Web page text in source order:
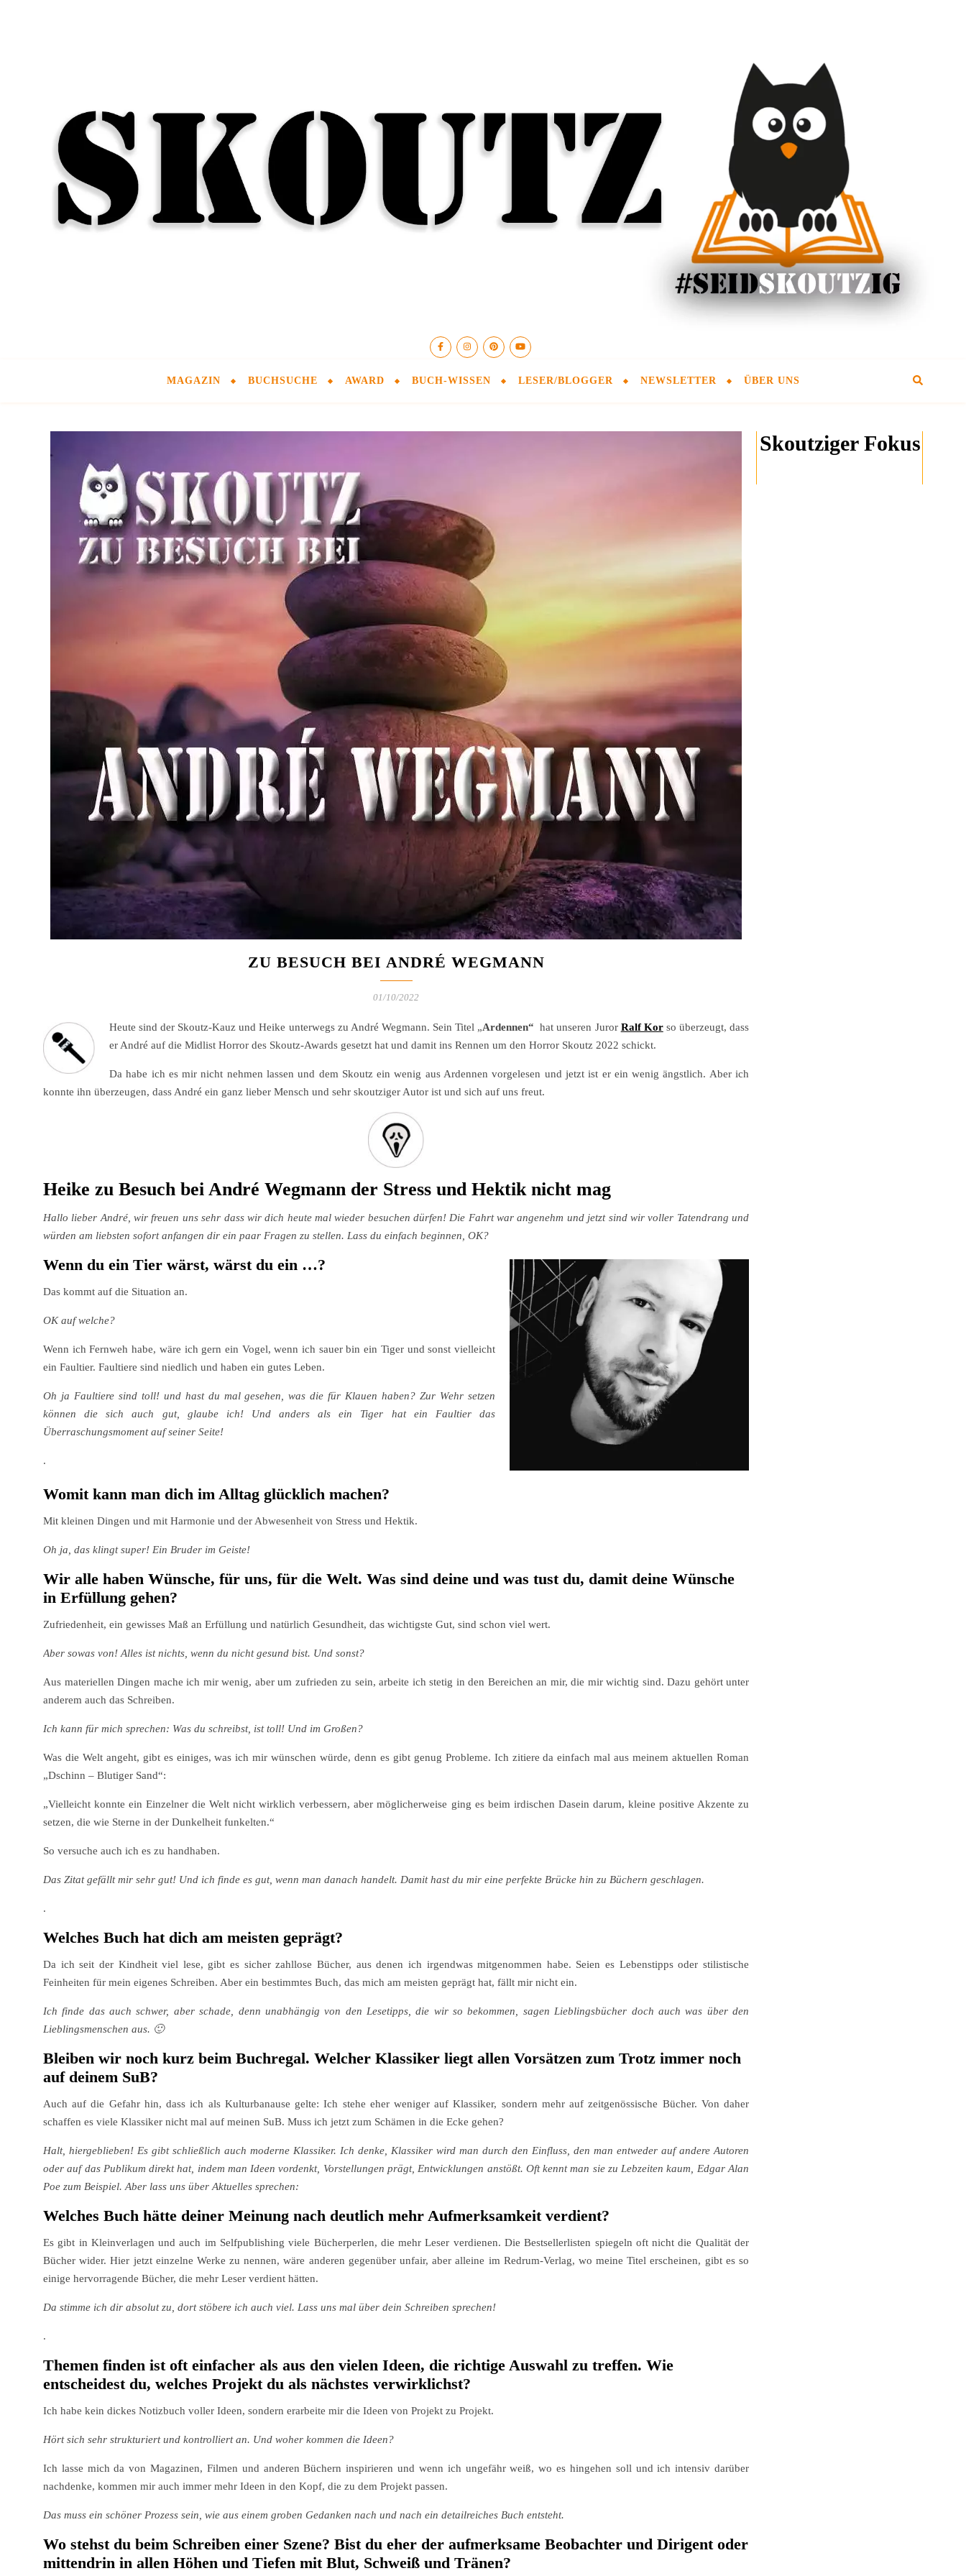
MAGAZIN BUCHSUCHE AWARD BUCH-WISSEN LESER/BLOGGER NEWSLETTER ÜBER UNS
ZU BESUCH BEI ANDRÉ WEGMANN
01/10/2022
Heute sind der Skoutz-Kauz und Heike unterwegs zu André Wegmann. Sein Titel „Ardennen“hat unseren Juror Ralf Korso überzeugt, dass
er André auf die Midlist Horror des Skoutz-Awards gesetzt hat und damit ins Rennen um den Horror Skoutz 2022 schickt.
Da habe ich es mir nicht nehmen lassen und dem Skoutz ein wenig aus Ardennen vorgelesen und jetzt ist er ein wenig ängstlich. Aber ich
konnte ihn überzeugen, dass André ein ganz lieber Mensch und sehr skoutziger Autor ist und sich auf uns freut.
Heike zu Besuch bei André Wegmann der Stress und Hektik nicht mag
Hallo lieber André, wir freuen uns sehr dass wir dich heute mal wieder besuchen dürfen! Die Fahrt war angenehm und jetzt sind wir voller Tatendrang und
würden am liebsten sofort anfangen dir ein paar Fragen zu stellen. Lass du einfach beginnen, OK?
Wenn du ein Tier wärst, wärst du ein …?
Das kommt auf die Situation an.
OK auf welche?
Wenn ich Fernweh habe, wäre ich gern ein Vogel, wenn ich sauer bin ein Tiger und sonst vielleicht
ein Faultier. Faultiere sind niedlich und haben ein gutes Leben.
Oh ja Faultiere sind toll! und hast du mal gesehen, was die für Klauen haben? Zur Wehr setzen
können die sich auch gut, glaube ich! Und anders als ein Tiger hat ein Faultier das
Überraschungsmoment auf seiner Seite!
.
Womit kann man dich im Alltag glücklich machen?
Mit kleinen Dingen und mit Harmonie und der Abwesenheit von Stress und Hektik.
Oh ja, das klingt super! Ein Bruder im Geiste!
Wir alle haben Wünsche, für uns, für die Welt. Was sind deine und was tust du, damit deine Wünsche
in Erfüllung gehen?
Zufriedenheit, ein gewisses Maß an Erfüllung und natürlich Gesundheit, das wichtigste Gut, sind schon viel wert.
Aber sowas von! Alles ist nichts, wenn du nicht gesund bist. Und sonst?
Aus materiellen Dingen mache ich mir wenig, aber um zufrieden zu sein, arbeite ich stetig in den Bereichen an mir, die mir wichtig sind. Dazu gehört unter
anderem auch das Schreiben.
Ich kann für mich sprechen: Was du schreibst, ist toll! Und im Großen?
Was die Welt angeht, gibt es einiges, was ich mir wünschen würde, denn es gibt genug Probleme. Ich zitiere da einfach mal aus meinem aktuellen Roman
„Dschinn – Blutiger Sand“:
„Vielleicht konnte ein Einzelner die Welt nicht wirklich verbessern, aber möglicherweise ging es beim irdischen Dasein darum, kleine positive Akzente zu
setzen, die wie Sterne in der Dunkelheit funkelten.“
So versuche auch ich es zu handhaben.
Das Zitat gefällt mir sehr gut! Und ich finde es gut, wenn man danach handelt. Damit hast du mir eine perfekte Brücke hin zu Büchern geschlagen.
.
Welches Buch hat dich am meisten geprägt?
Da ich seit der Kindheit viel lese, gibt es sicher zahllose Bücher, aus denen ich irgendwas mitgenommen habe. Seien es Lebenstipps oder stilistische
Feinheiten für mein eigenes Schreiben. Aber ein bestimmtes Buch, das mich am meisten geprägt hat, fällt mir nicht ein.
Ich finde das auch schwer, aber schade, denn unabhängig von den Lesetipps, die wir so bekommen, sagen Lieblingsbücher doch auch was über den
Lieblingsmenschen aus. 🙂
Bleiben wir noch kurz beim Buchregal. Welcher Klassiker liegt allen Vorsätzen zum Trotz immer noch
auf deinem SuB?
Auch auf die Gefahr hin, dass ich als Kulturbanause gelte: Ich stehe eher weniger auf Klassiker, sondern mehr auf zeitgenössische Bücher. Von daher
schaffen es viele Klassiker nicht mal auf meinen SuB. Muss ich jetzt zum Schämen in die Ecke gehen?
Halt, hiergeblieben! Es gibt schließlich auch moderne Klassiker. Ich denke, Klassiker wird man durch den Einfluss, den man entweder auf andere Autoren
oder auf das Publikum direkt hat, indem man Ideen vordenkt, Vorstellungen prägt, Entwicklungen anstößt. Oft kennt man sie zu Lebzeiten kaum, Edgar Alan
Poe zum Beispiel. Aber lass uns über Aktuelles sprechen:
Welches Buch hätte deiner Meinung nach deutlich mehr Aufmerksamkeit verdient?
Es gibt in Kleinverlagen und auch im Selfpublishing viele Bücherperlen, die mehr Leser verdienen. Die Bestsellerlisten spiegeln oft nicht die Qualität der
Bücher wider. Hier jetzt einzelne Werke zu nennen, wäre anderen gegenüber unfair, aber alleine im Redrum-Verlag, wo meine Titel erscheinen, gibt es so
einige hervorragende Bücher, die mehr Leser verdient hätten.
Da stimme ich dir absolut zu, dort stöbere ich auch viel. Lass uns mal über dein Schreiben sprechen!
.
Themen finden ist oft einfacher als aus den vielen Ideen, die richtige Auswahl zu treffen. Wie
entscheidest du, welches Projekt du als nächstes verwirklichst?
Ich habe kein dickes Notizbuch voller Ideen, sondern erarbeite mir die Ideen von Projekt zu Projekt.
Hört sich sehr strukturiert und kontrolliert an. Und woher kommen die Ideen?
Ich lasse mich da von Magazinen, Filmen und anderen Büchern inspirieren und wenn ich ungefähr weiß, wo es hingehen soll und ich intensiv darüber
nachdenke, kommen mir auch immer mehr Ideen in den Kopf, die zu dem Projekt passen.
Das muss ein schöner Prozess sein, wie aus einem groben Gedanken nach und nach ein detailreiches Buch entsteht.
Wo stehst du beim Schreiben einer Szene? Bist du eher der aufmerksame Beobachter und Dirigent oder
mittendrin in allen Höhen und Tiefen mit Blut, Schweiß und Tränen?
Skoutziger Fokus